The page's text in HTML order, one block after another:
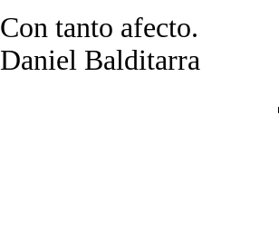
Con tanto afecto.
Daniel Balditarra